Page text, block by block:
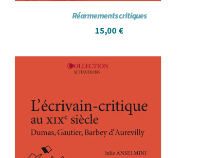
Réarmements critiques
15,00 €